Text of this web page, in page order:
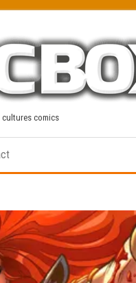
cultures comics